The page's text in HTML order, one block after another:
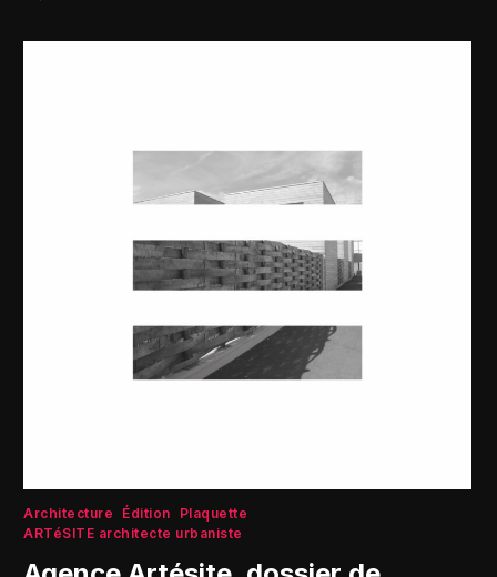
Architecture Édition
Plaquette
ARTéSITE architecte urbaniste